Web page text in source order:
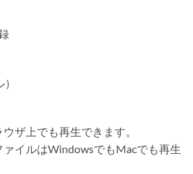
ザ上でも再生できます。
イルはWindowsでもMacでも再生